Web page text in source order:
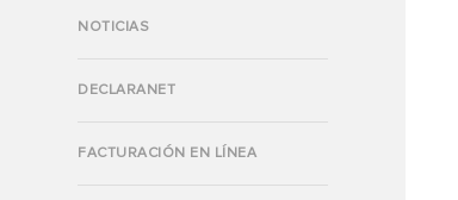
NOTICIAS
DECLARANET
FACTURACIÓN EN LÍNEA